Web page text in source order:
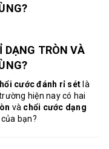
DẠNG TRÒN VÀ
cước đánh rỉ sét là
hiện nay có hai
và chổi cước dạng
của bạn?